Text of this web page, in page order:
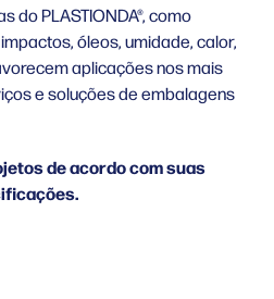
do PLASTIONDA®, como
óleos, umidade, calor,
aplicações nos mais
e soluções de embalagens
de acordo com suas